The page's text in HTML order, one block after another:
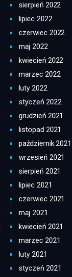
sierpień 2022
lipiec 2022
czerwiec 2022
maj 2022
kwiecień 2022
marzec 2022
luty 2022
styczeń 2022
grudzień 2021
listopad 2021
październik 2021
wrzesień 2021
sierpień 2021
lipiec 2021
czerwiec 2021
maj 2021
kwiecień 2021
marzec 2021
luty 2021
styczeń 2021